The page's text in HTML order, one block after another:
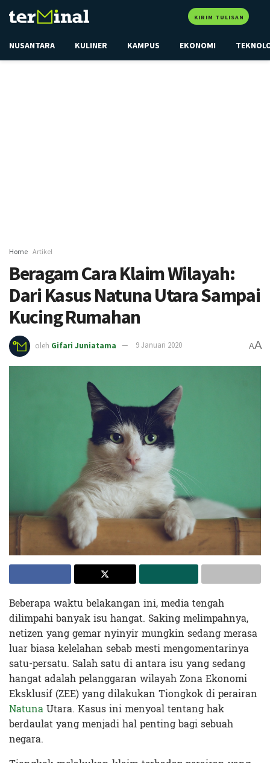
KIRIM TULISAN
NUSANTARA KULINER KAMPUS EKONOMI
Home Artikel
Beragam Cara Klaim Wilayah:
Dari Kasus Natuna Utara Sampai
Kucing Rumahan
oleh Gifari Juniatama 9 Januari 2020 AA
Beberapa waktu belakangan ini, media tengah
dilimpahi banyak isu hangat. Saking melimpahnya,
netizen yang gemar nyinyir mungkin sedang merasa
luar biasa kelelahan sebab mesti mengomentarinya
satu-persatu. Salah satu di antara isu yang sedang
hangat adalah pelanggaran wilayah Zona Ekonomi
Eksklusif (ZEE) yang dilakukan Tiongkok di perairan
NatunaUtara. Kasus ini menyoal tentang hak
berdaulat yang menjadi hal penting bagi sebuah
negara.